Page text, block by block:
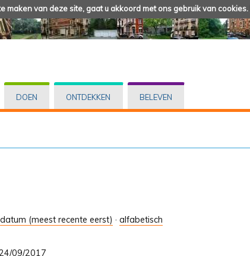
van deze site, gaat u akkoord met ons gebruik van cookies.
DOEN ONTDEKKEN BELEVEN
datum (meest recente eerst) · alfabetisch
09/2017